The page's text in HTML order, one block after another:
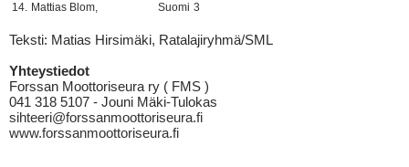
14. Mattias Blom, Suomi 3
Teksti: Matias Hirsimäki, Ratalajiryhmä/SML
Yhteystiedot
Forssan Moottoriseura ry ( FMS )
041 318 5107 - Jouni Mäki-Tulokas
sihteeri@forssanmoottoriseura.fi
www.forssanmoottoriseura.fi